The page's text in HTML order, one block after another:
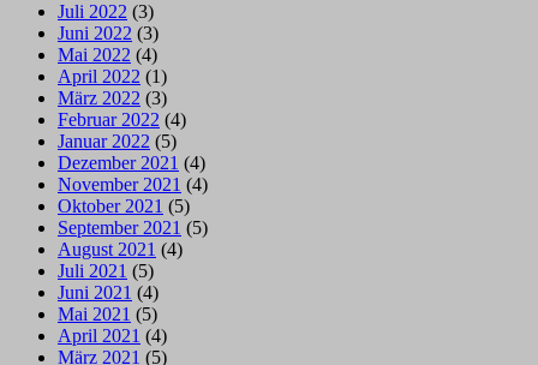
Juli 2022 (3)
Juni 2022 (3)
Mai 2022 (4)
April 2022 (1)
März 2022 (3)
Februar 2022 (4)
Januar 2022 (5)
Dezember 2021 (4)
November 2021 (4)
Oktober 2021 (5)
September 2021 (5)
August 2021 (4)
Juli 2021 (5)
Juni 2021 (4)
Mai 2021 (5)
April 2021 (4)
März 2021 (5)